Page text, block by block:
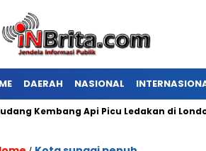
DAERAH NASIONAL
Api Picu Ledakan di London